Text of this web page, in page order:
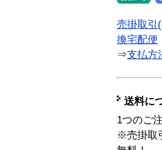
売掛取引
換宅配便
⇒支払方
送料に
1つのご
※売掛取